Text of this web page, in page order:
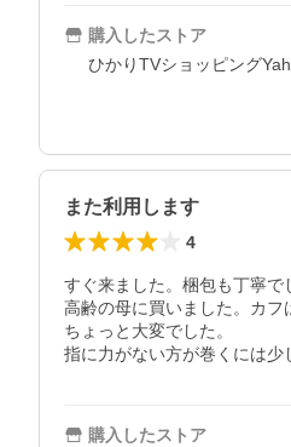
購入したストア
ひかりTVショッピング
また利用します
4
すぐ来ました。梱包も丁寧で
高齢の母に買いました。カフ
ちょっと大変でした。
指に力がない方が巻くには少
購入したストア